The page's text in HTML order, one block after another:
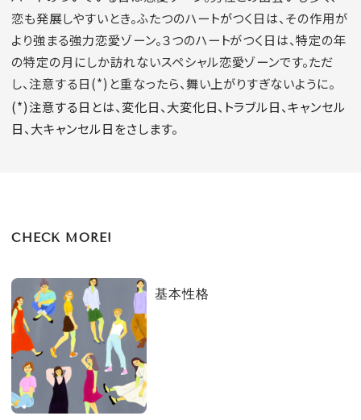
恋も発展しやすいとき。ふたつのハートがつく日は、その作用が
より強まる強力恋愛ゾーン。３つのハートがつく日は、特定の年
の特定の月にしか訪れないスペシャル恋愛ゾーンです。ただ
し、注意する日(*)と重なったら、舞い上がりすぎないように。
(*)注意する日とは、変化日、大変化日、トラブル日、キャンセル
日、大キャンセル日をさします。
CHECK MORE!
基本性格